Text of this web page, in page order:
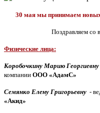
30 мая мы принимаем
Поздравляем со
Физические лица:
Коробочкину Марию Георгиевну
компании ООО «АдамС»
Cемянко Елену Григорьевну -
«Акид»